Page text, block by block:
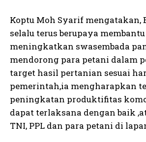
Koptu Moh Syarif mengatakan,
selalu terus berupaya membantu
meningkatkan swasembada
mendorong para petani dalam
target hasil pertanian sesuai
pemerintah,ia mengharapkan
peningkatan produktifitas
dapat terlaksana dengan baik
TNI, PPL dan para petani di